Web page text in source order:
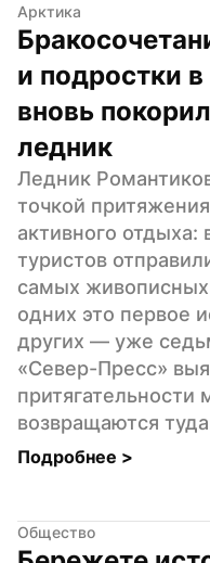
Арктика
и подростки
вновь
ледник
Ледник
точкой
активного отдыха:
туристов
самых
одних это первое
других — уже
«Север-Пресс»
возвращаются
Подробнее >
Общество